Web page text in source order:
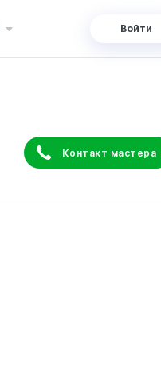
Войти
Контакт мастера